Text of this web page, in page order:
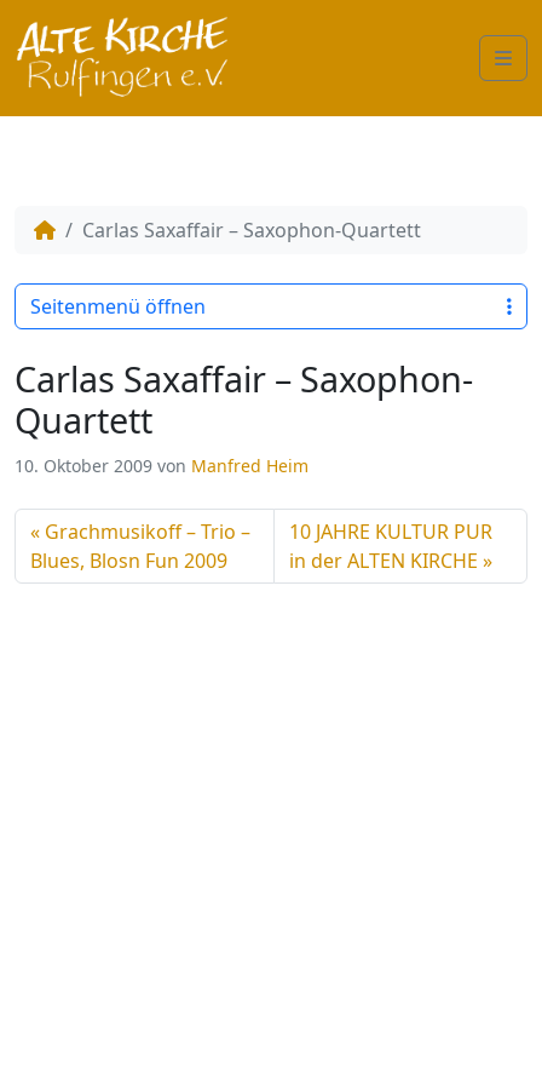
Carlas Saxaffair – Saxophon-Quartett
Carlas Saxaffair – Saxophon-
Quartett
10. Oktober 2009 von Manfred Heim
Grachmusikoff – Trio –
Blues, Blosn Fun 2009
10 JAHRE KULTUR PUR
in der ALTEN KIRCHE
Seitenmenü öffnen